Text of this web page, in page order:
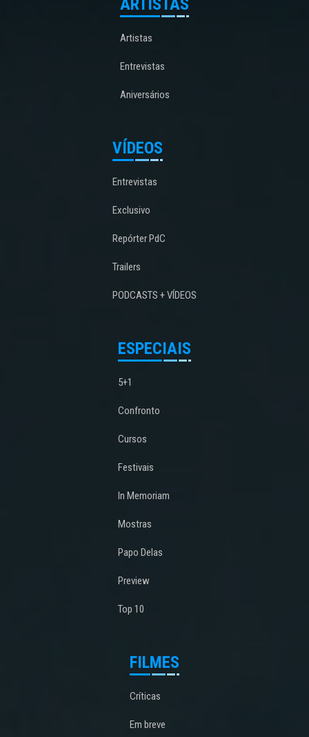
ARTISTAS
Artistas
Entrevistas
Aniversários
VÍDEOS
Entrevistas
Exclusivo
Repórter PdC
Trailers
PODCASTS + VÍDEOS
ESPECIAIS
5+1
Confronto
Cursos
Festivais
In Memoriam
Mostras
Papo Delas
Preview
Top 10
FILMES
Críticas
Em breve